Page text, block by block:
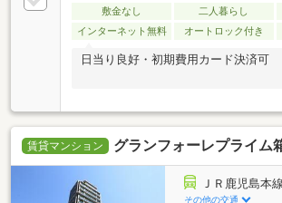
敷金なし 二人暮らし
インターネット無料
オートロック付き
日当り良好・初期費用カード決済可
賃貸マンション グランフォーレプライム
ＪＲ鹿児島本
その他の交通